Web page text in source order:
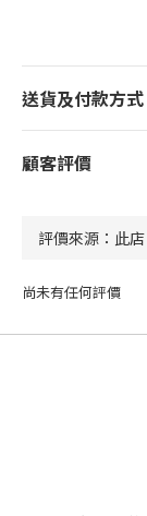
送貨及付款方式
顧客評價
尚未有任何評價